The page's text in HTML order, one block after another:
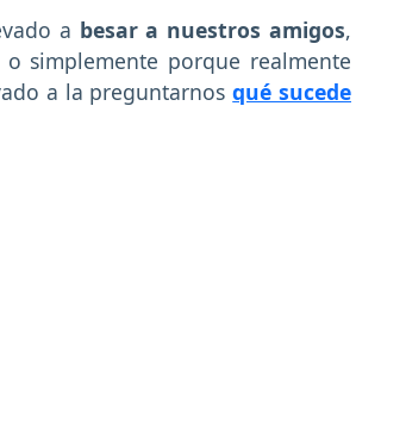
a besar a nuestros amigos,
simplemente porque realmente
a la preguntarnosqué sucede